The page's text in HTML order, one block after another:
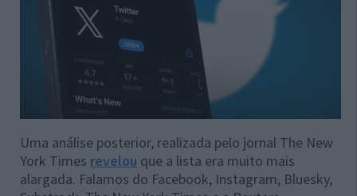
Uma análise posterior, realizada pelo jornal The New
York Times revelou que a lista era muito mais
alargada. Falamos do Facebook, Instagram, Bluesky,